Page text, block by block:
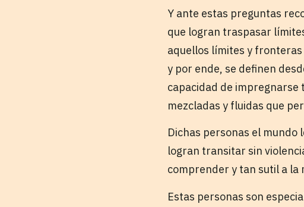
Y ante estas preguntas
que logran traspasar
aquellos límites y
y por ende, se definen
capacidad de
mezcladas y fluidas que
Dichas personas el mundo
logran transitar sin
comprender y tan sutil a la
Estas personas son